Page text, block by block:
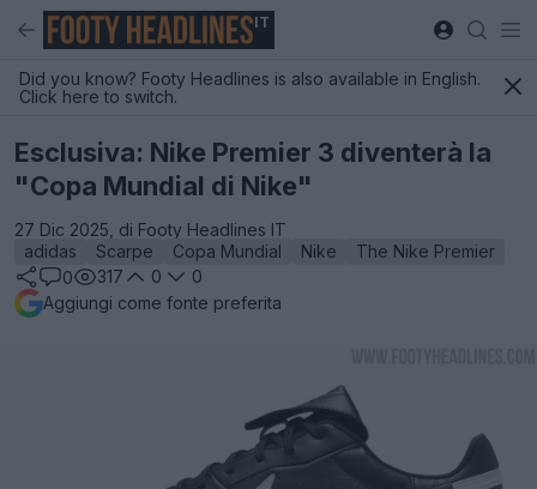
IT
Did you know? Footy Headlines is also available in English.
Click here to switch.
Esclusiva: Nike Premier 3 diventerà la
"Copa Mundial di Nike"
27 Dic 2025, di Footy Headlines IT
adidas
Scarpe Copa Mundial Nike
The Nike Premier
0
317 0
0
Aggiungi come fonte preferita